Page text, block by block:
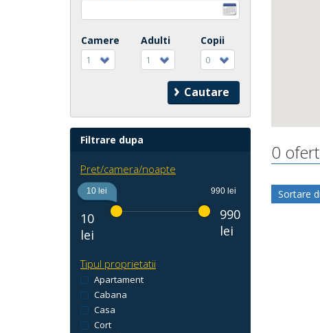
Camere
1
Adulti
1
Copii
0
Filtrare dupa
Pret/camera/noapte
10
lei
10 lei 990 lei
990
lei
Tipul proprietatii
Apartament
Cabana
Casa
Cort
0
Sortare